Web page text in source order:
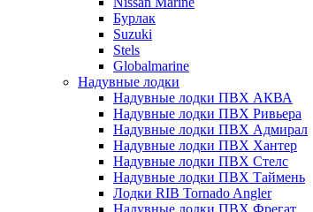
Бурлак
Suzuki
Stels
Globalmarine
Надувные лодки
Надувные лодки ПВХ АКВА
Надувные лодки ПВХ Ривьера
Надувные лодки ПВХ Адмирал
Надувные лодки ПВХ Хантер
Надувные лодки ПВХ Стелс
Надувные лодки ПВХ Таймень
Лодки RIB Tornado Angler
Надувные лодки ПВХ Фрегат